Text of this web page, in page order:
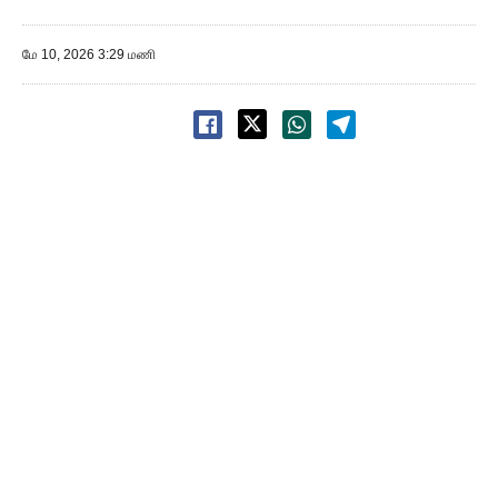
மே 10, 2026 3:29 மணி